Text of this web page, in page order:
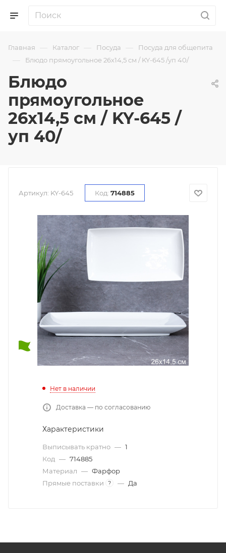
Главная — Каталог — Посуда — Посуда для общепита
— Блюдо прямоугольное 26х14,5 см / KY-645 /уп 40/
Блюдо
прямоугольное
26х14,5 см / KY-645 /
уп 40/
Артикул: KY-645 Код: 714885
Нет в наличии
Доставка — по согласованию
Характеристики
Выписывать кратно — 1
Код — 714885
Материал — Фарфор
Прямые поставки
? — Да